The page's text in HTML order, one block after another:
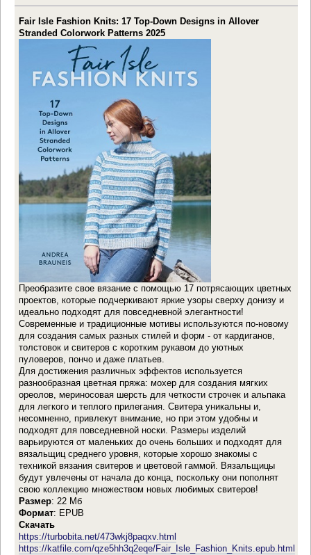
Fair Isle Fashion Knits: 17 Top-Down Designs in Allover
Stranded Colorwork Patterns 2025
Преобразите свое вязание с помощью 17 потрясающих цветных
проектов, которые подчеркивают яркие узоры сверху донизу и
идеально подходят для повседневной элегантности!
Современные и традиционные мотивы используются по-новому
для создания самых разных стилей и форм - от кардиганов,
толстовок и свитеров с коротким рукавом до уютных
пуловеров, пончо и даже платьев.
Для достижения различных эффектов используется
разнообразная цветная пряжа: мохер для создания мягких
ореолов, мериносовая шерсть для четкости строчек и альпака
для легкого и теплого прилегания. Свитера уникальны и,
несомненно, привлекут внимание, но при этом удобны и
подходят для повседневной носки. Размеры изделий
варьируются от маленьких до очень больших и подходят для
вязальщиц среднего уровня, которые хорошо знакомы с
техникой вязания свитеров и цветовой гаммой. Вязальщицы
будут увлечены от начала до конца, поскольку они пополнят
свою коллекцию множеством новых любимых свитеров!
Размер: 22 Мб
Формат: EPUB
Скачать
https://turbobita.net/473wkj8paqxv.html
https://katfile.com/qze5hh3q2eqe/Fair_Isle_Fashion_Knits.epub.html